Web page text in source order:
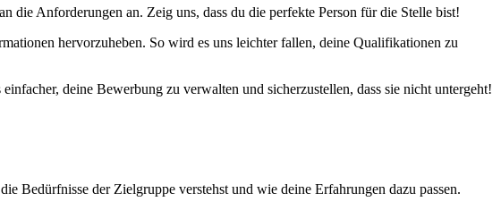
die Anforderungen an. Zeig uns, dass du die perfekte Person für die Stelle bist!
hervorzuheben. So wird es uns leichter fallen, deine Qualifikationen zu
deine Bewerbung zu verwalten und sicherzustellen, dass sie nicht untergeht!
Bedürfnisse der Zielgruppe verstehst und wie deine Erfahrungen dazu passen.